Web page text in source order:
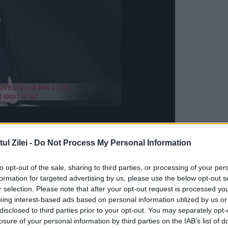
Zilei - Do Not Process My Personal Information
opt-out of the sale, sharing to third parties, or processing of your
for targeted advertising by us, please use the below opt-out
selection. Please note that after your opt-out request is processed
interest-based ads based on personal information utilized by us
to third parties prior to your opt-out. You may separately
of your personal information by third parties on the IAB’s list of
hectare de miriste au ars in judetul Dolj, iar
zile.
taranilor care au dat foc miristilor,
pe autostrada dintre Bucuresti si
urma cu cateva zile, tot langa Autostrada